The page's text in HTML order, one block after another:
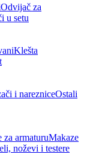
Odvijač za
u setu
Klešta
i narezniceOstali
za armaturuMakaze
noževi i testere